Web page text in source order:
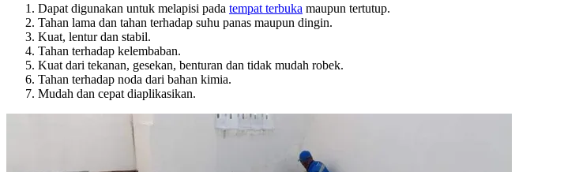
Dapat digunakan untuk melapisi pada tempat terbuka maupun tertutup.
Tahan lama dan tahan terhadap suhu panas maupun dingin.
Kuat, lentur dan stabil.
Tahan terhadap kelembaban.
Kuat dari tekanan, gesekan, benturan dan tidak mudah robek.
Tahan terhadap noda dari bahan kimia.
Mudah dan cepat diaplikasikan.